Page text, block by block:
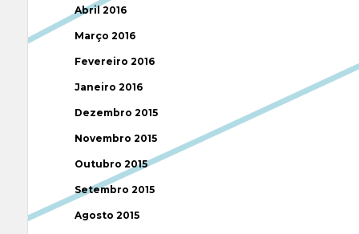
Abril 2016
Março 2016
Fevereiro 2016
Janeiro 2016
Dezembro 2015
Novembro 2015
Outubro 2015
Setembro 2015
Agosto 2015